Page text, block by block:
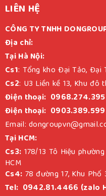
LIÊN HỆ
CÔNG TY TNHH
Địa chỉ:
Tại Hà Nội:
Cs1: Tổng kho Đại Tảo, Đại
Cs2: U3 Liền kề 13, Khu
Điện thoại: 0968.274.395
Điện thoại:
Email:
Tại HCM:
Cs3: 178/13 Tô Hiệu
HCM
Cs4: 78 đường 17, Khu Phố
Tel: 0942.81.4466 (zalo